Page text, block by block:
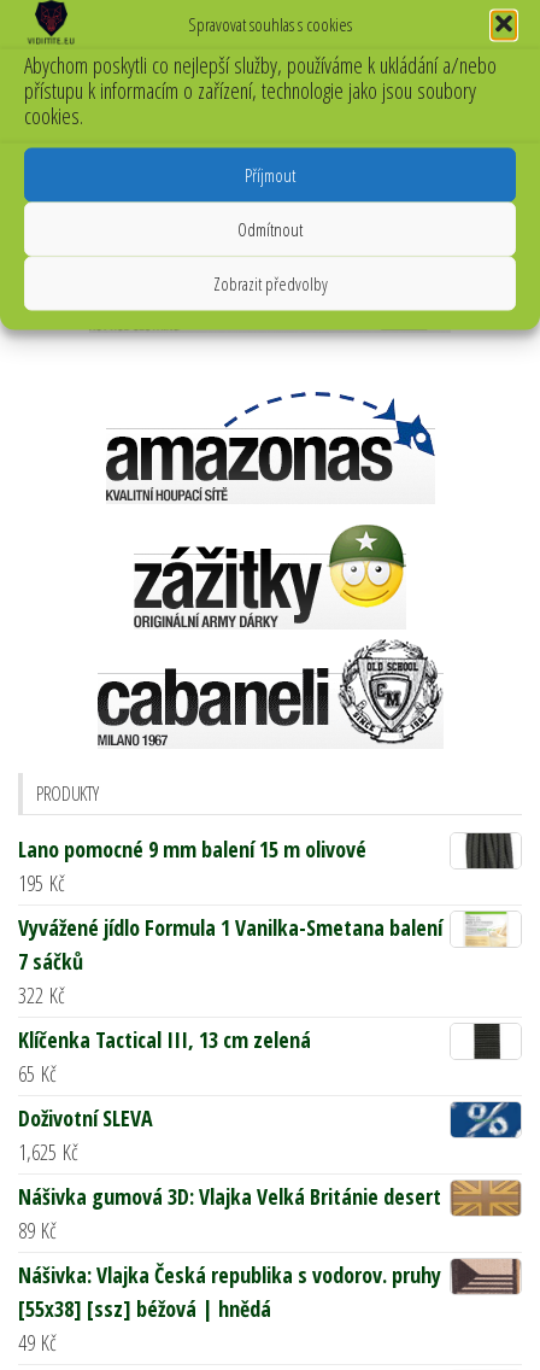
Spravovat souhlas s cookies
Abychom poskytli co nejlepší služby, používáme k ukládání a/nebo
přístupu k informacím o zařízení, technologie jako jsou soubory
cookies.
Příjmout
Odmítnout
Zobrazit předvolby
PRODUKTY
Lano pomocné 9 mm balení 15 m olivové
195 Kč
Vyvážené jídlo Formula 1 Vanilka-Smetana balení
7 sáčků
322 Kč
Klíčenka Tactical III, 13 cm zelená
65 Kč
Doživotní SLEVA
1,625 Kč
Nášivka gumová 3D: Vlajka Velká Británie desert
89 Kč
Nášivka: Vlajka Česká republika s vodorov. pruhy
[55x38] [ssz] béžová | hnědá
49 Kč